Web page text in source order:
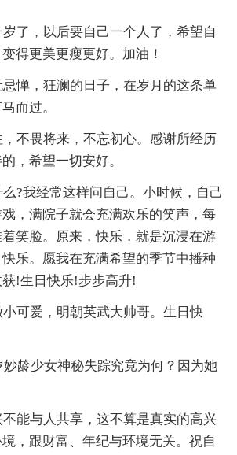
，以后要自己一个人了，希望自
得更美更瘦更好。加油！
，狂澜的日子，在岁月的这条单
而过。
畏将来，不忘初心。感谢所经历
，希望一切安好。
我经常这样问自己。小时候，自己
，满院子就会充满欢乐的笑声，每
笑脸。原来，快乐，就是沉浸在游
乐。愿我在充满希望的季节中播种
!生日快乐!步步高升!
爱，明朝英武大帅哥。生日快
龄少女神秘失踪究竟为何？因为她
与人共享，这不算是真实的高兴
，跟财富、年纪与环境无关。祝自